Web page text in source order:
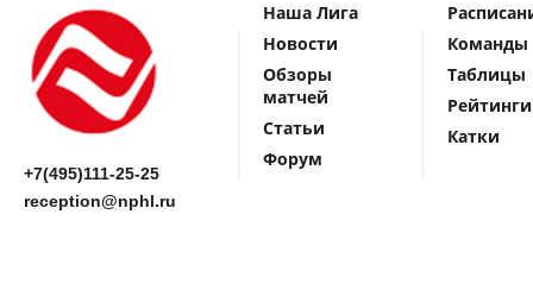
+7(495)111-25-25
reception@nphl.ru
Наша Лига
Новости
Обзоры
матчей
Статьи
Форум
Команды
Таблицы
Рейтинги
Катки